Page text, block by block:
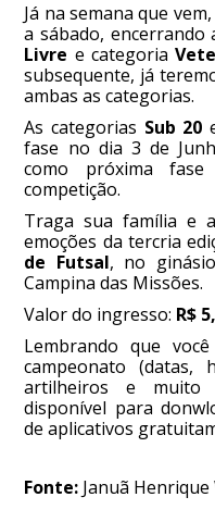
Já na semana que
a sábado,
Livre e categoria
subsequente, já
ambas as categorias.
As categorias Sub 20
fase no dia 3 de
como próxima
competição.
Traga sua família e
emoções da tercria
de Futsal, no
Campina das Missões.
Valor do ingresso: R$
Lembrando que
campeonato (datas,
artilheiros e muito
disponível para
de aplicativos
Fonte: Januã